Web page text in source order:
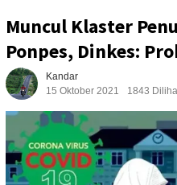
Muncul Klaster
Ponpes, Dinkes:
Kandar
15 Oktober 2021
1843